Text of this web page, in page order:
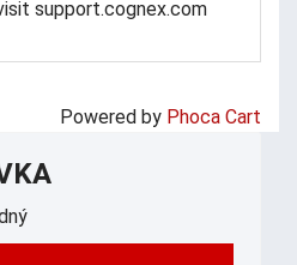
support.cognex.com
Powered by Phoca Cart